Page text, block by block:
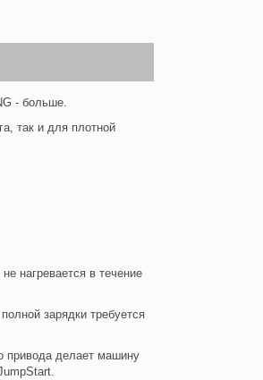
- больше.
так и для плотной
нагревается в течение
зарядки требуется
привода делает машину